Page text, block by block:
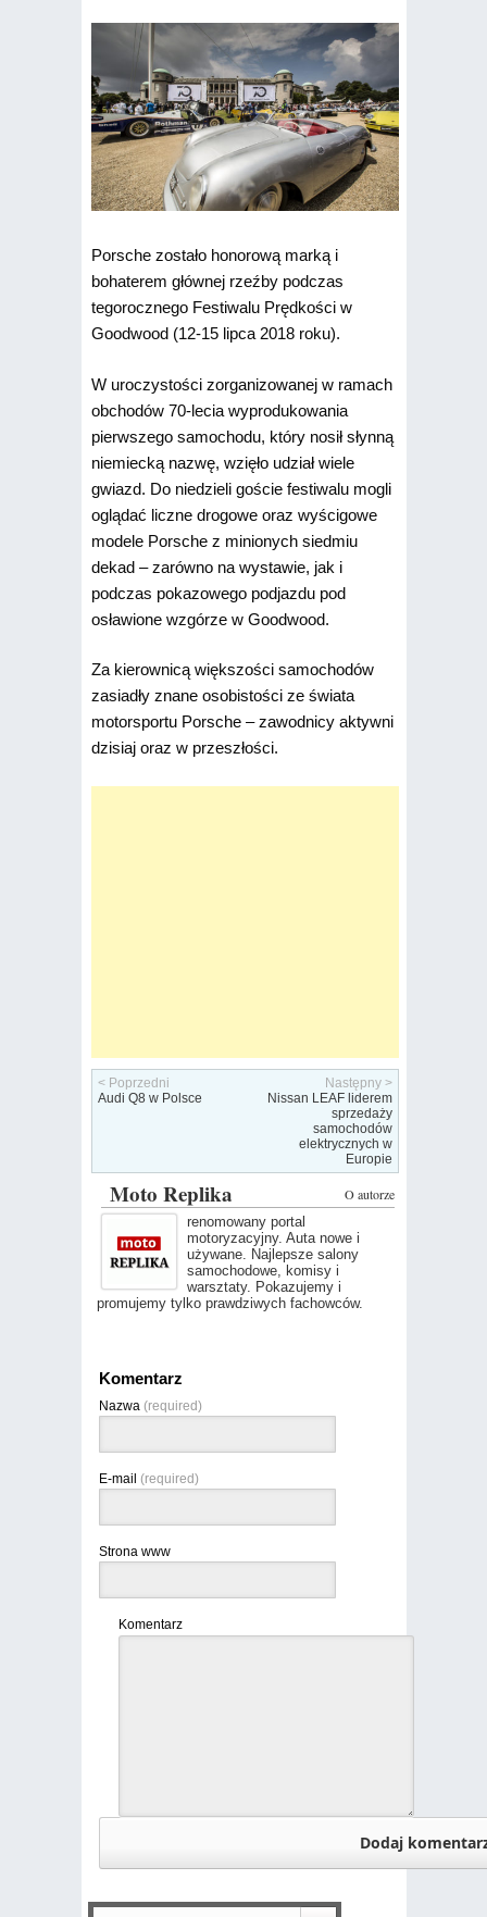
Porsche zostało honorową marką i
bohaterem głównej rzeźby podczas
tegorocznego Festiwalu Prędkości w
Goodwood (12-15 lipca 2018 roku).
W uroczystości zorganizowanej w ramach
obchodów 70-lecia wyprodukowania
pierwszego samochodu, który nosił słynną
niemiecką nazwę, wzięło udział wiele
gwiazd. Do niedzieli goście festiwalu mogli
oglądać liczne drogowe oraz wyścigowe
modele Porsche z minionych siedmiu
dekad – zarówno na wystawie, jak i
podczas pokazowego podjazdu pod
osławione wzgórze w Goodwood.
Za kierownicą większości samochodów
zasiadły znane osobistości ze świata
motorsportu Porsche – zawodnicy aktywni
dzisiaj oraz w przeszłości.
< Poprzedni
Audi Q8 w Polsce
Następny >
Nissan LEAF liderem
sprzedaży
samochodów
elektrycznych w
Europie
O autorze
Moto Replika
renomowany portal
motoryzacyjny. Auta nowe i
używane. Najlepsze salony
samochodowe, komisy i
warsztaty. Pokazujemy i
promujemy tylko prawdziwych fachowców.
Komentarz
Nazwa (required)
E-mail (required)
Strona www
Komentarz